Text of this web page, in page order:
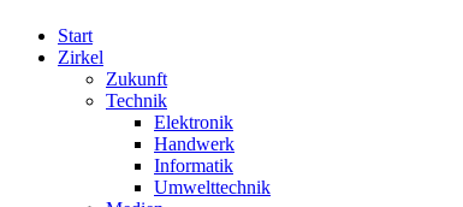
Start
Zirkel
Zukunft
Technik
Elektronik
Handwerk
Informatik
Umwelttechnik